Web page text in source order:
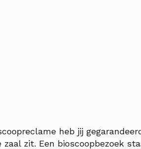
heb jij
zaal zit. Een bioscoopbezoek